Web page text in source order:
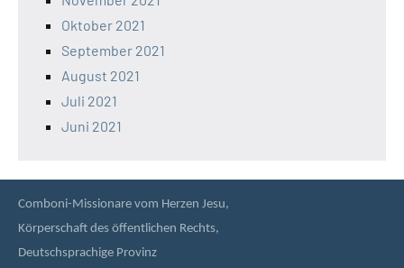
Oktober 2021
September 2021
August 2021
Juli 2021
Juni 2021
Comboni-Missionare vom Herzen Jesu,
Körperschaft des öffentlichen Rechts,
Deutschsprachige Provinz